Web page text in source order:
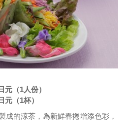
（1人份）
（1杯）
成的涼茶，為新鮮春捲增添色彩，